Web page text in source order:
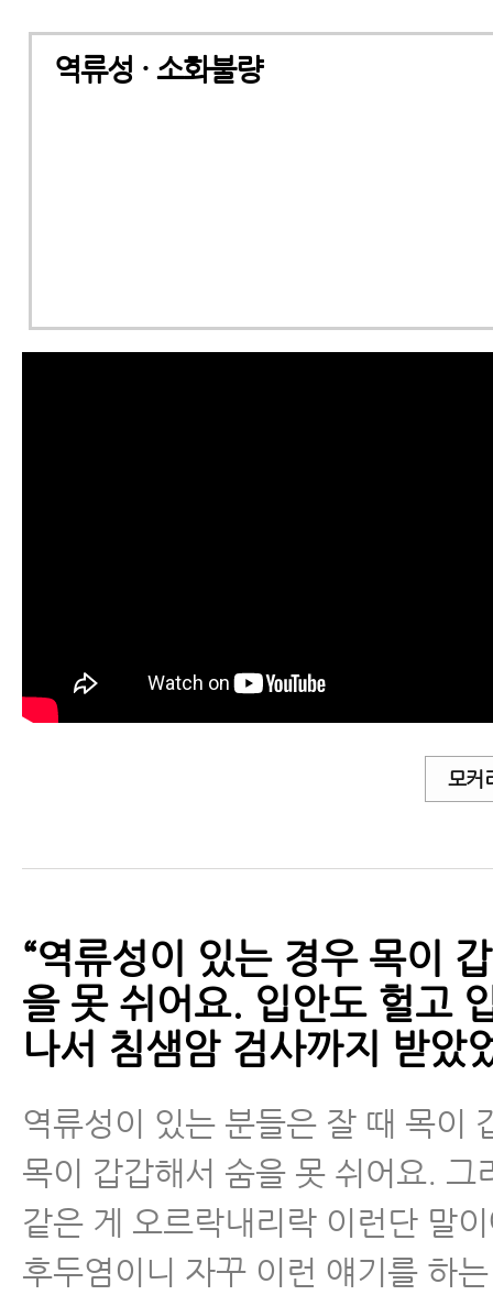
역류성 · 소화불량
모커
“역류성이 있는 경우 목이
을 못 쉬어요. 입안도 헐고
나서 침샘암 검사까지 받았
역류성이 있는 분들은 잘 때 목이
목이 갑갑해서 숨을 못 쉬어요. 그
같은 게 오르락내리락 이런단 말
후두염이니 자꾸 이런 얘기를 하